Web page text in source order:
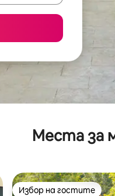
Места за
Избор на гостите